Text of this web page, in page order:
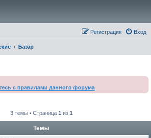
Вход
Регистрация
Базар
с правилами данного форума
3 темы • Страница 1 из 1
Темы